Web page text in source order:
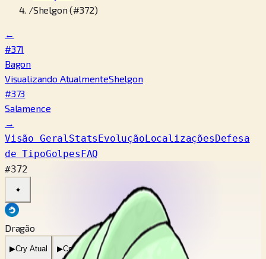
/Shelgon (#372)
←
#371
Bagon
Visualizando AtualmenteShelgon
#373
Salamence
→
Visão GeralStatsEvoluçãoLocalizaçõesDefesa
de TipoGolpesFAQ
#372
✦
Dragão
▶Cry Atual ▶Cry Antigo